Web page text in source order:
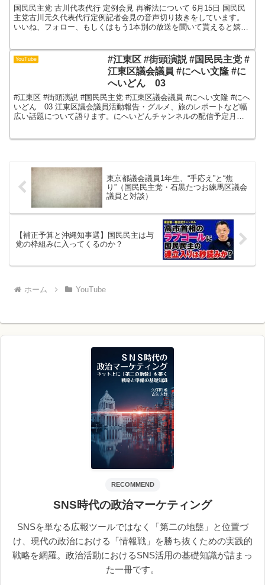
国民民主党 古川代表代行 定例会見 再審法について 6月15日 国民民
主党古川元久代表代行定例記者会見の音声切り抜きをしています。
いいね、フォロー、もしくはもう1本別の放送を聞いて貰えると嬉し
YouTube
#江東区 #街頭演説 #国民民主党 #
江東区議会議員 #にへい文隆 #に
へいどん 03
#江東区 #街頭演説 #国民民主党 #江東区議会議員 #にへい文隆 #にへ
いどん 03 江東区議会議員活動報告・グルメ、旅のレポートなど幅
広い話題について語ります。にへいどんチャンネルの配信予定月曜
東京都議会議員1年生、“手応え”と“焦
り”（国民民主党・石黒たつお練馬区議会
議員と対談）
【補正予算と沖縄知事選】国民民主は与
党の枠組みに入ってくるのか？
ホーム YouTube
RECOMMEND
SNS時代の政治マーケティング
SNSを単なる広報ツールではなく「第二の地盤」と位置づ
け、現代の政治における「情報戦」を勝ち抜くための実践的
戦略を網羅。政治活動におけるSNS活用の基礎知識が詰まっ
た一冊です。